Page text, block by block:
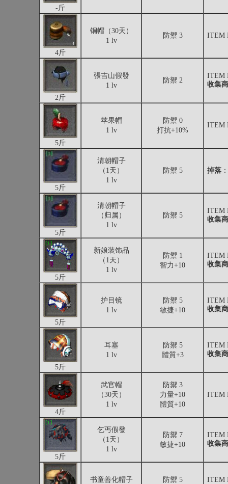
-斤
4斤
铜帽（30天）
1 lv
防禦 3 ITEM
2斤
張吉山假發
1 lv
防禦 2
ITEM
收集
5斤
苹果帽
1 lv
防禦 0
打抗+10%
ITEM
5斤
清朝帽子
（1天）
1 lv
防禦 5 掉落 ：
5斤
清朝帽子
（归属）
1 lv
防禦 5
ITEM
收集
5斤
新娘装饰品
（1天）
1 lv
防禦 1
智力+10
ITEM
收集
5斤
护目镜
1 lv
防禦 5
敏捷+10
ITEM
收集
5斤
耳塞
1 lv
防禦 5
體質+3
ITEM
收集
4斤
武官帽
（30天）
1 lv
防禦 3
力量+10
體質+10
ITEM
5斤
乞丐假發
（1天）
1 lv
防禦 7
敏捷+10
ITEM
收集
书童善化帽子
防禦 5
ITEM